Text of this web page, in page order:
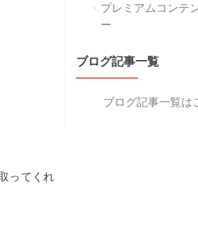
ってくれ
プレミアムコンテ
ー
ブログ記事一覧
ブログ記事一覧は